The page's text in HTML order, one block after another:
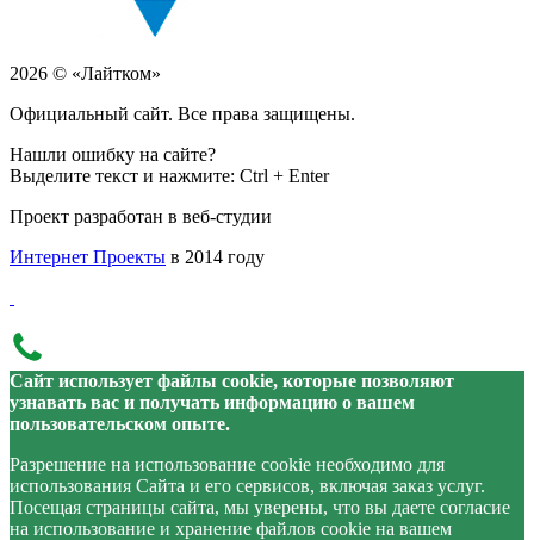
2026 © «Лайтком»
Официальный сайт. Все права защищены.
Нашли ошибку на сайте?
Выделите текст и нажмите: Ctrl + Enter
Проект разработан в веб-студии
Интернет Проекты в 2014 году
Сайт использует файлы cookie, которые позволяют
узнавать вас и получать информацию о вашем
пользовательском опыте.
Разрешение на использование cookie необходимо для
использования Сайта и его сервисов, включая заказ услуг.
Посещая страницы сайта, мы уверены, что вы даете согласие
на использование и хранение файлов cookie на вашем